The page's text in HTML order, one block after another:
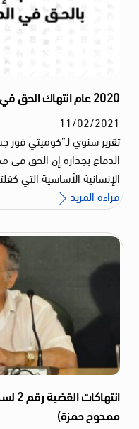
2020 عام انتهاك الحق في الدفاع بجدارة
11/02/2021
الدفاع بجدارة إن الحق
الإنسانية الأساسية التي
قراءة المزيد
ممدوح حمزة)